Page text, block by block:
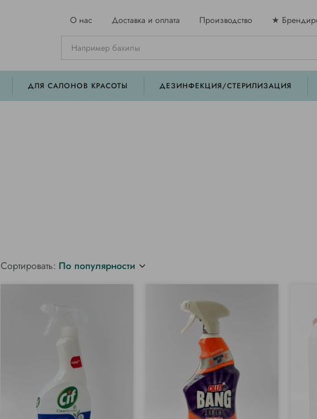
О нас Доставка и оплата Производство ★
ДЛЯ САЛОНОВ КРАСОТЫ ДЕЗИНФЕКЦИЯ/СТЕРИЛИЗАЦИЯ
Сортировать: По популярности